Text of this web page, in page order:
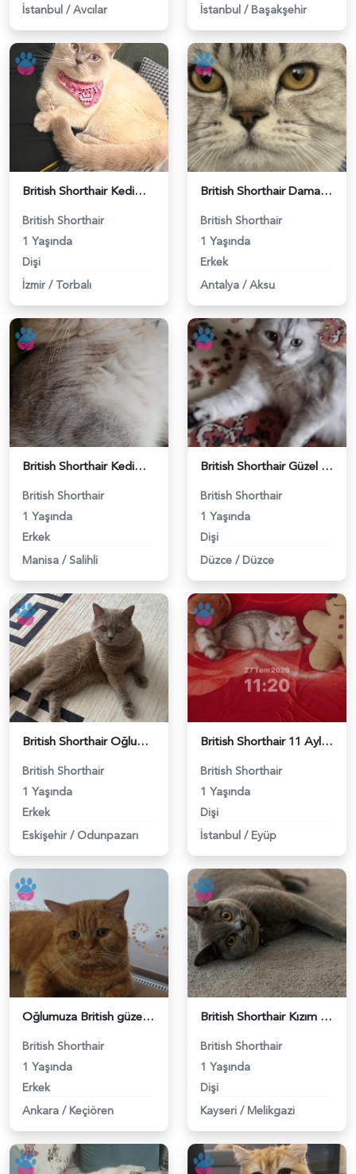
İstanbul / Avcılar İstanbul / Başakşehir
British Shorthair Kedime Eş Arıyorum - 118984649
British Shorthair
1 Yaşında
Dişi
İzmir / Torbalı
British Shorthair Damadımıza Gelin Arıyoruz - 118984627
British Shorthair
1 Yaşında
Erkek
Antalya / Aksu
British Shorthair Kedimize eş arıyoruz - 118984628
British Shorthair
1 Yaşında
Erkek
Manisa / Salihli
British Shorthair Güzel kızımıza eş arıyoruz - 118984633
British Shorthair
1 Yaşında
Dişi
Düzce / Düzce
British Shorthair Oğlumuza eş arıyoruz - 118984638
British Shorthair
1 Yaşında
Erkek
Eskişehir / Odunpazarı
British Shorthair 11 Aylık Kızım Eş Arıyor - 118984640
British Shorthair
1 Yaşında
Dişi
İstanbul / Eyüp
Oğlumuza British güzel dişi arıyoruz - 118984620
British Shorthair
1 Yaşında
Erkek
Ankara / Keçiören
British Shorthair Kızım Mila'ya eş arıyorum - 118984614
British Shorthair
1 Yaşında
Dişi
Kayseri / Melikgazi